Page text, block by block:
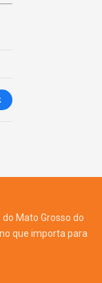
Mato Grosso do
que importa para